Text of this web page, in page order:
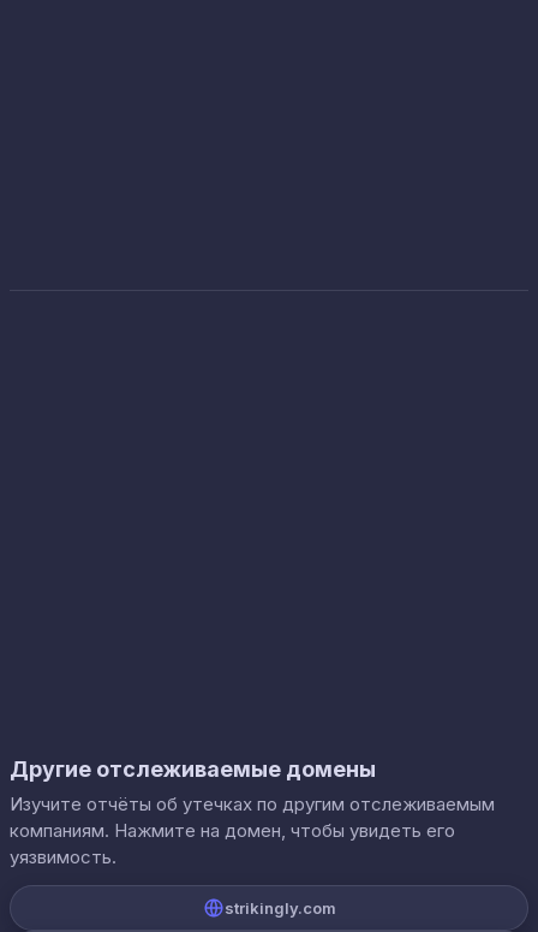
Другие отслеживаемые домены
Изучите отчёты об утечках по другим отслеживаемым
компаниям. Нажмите на домен, чтобы увидеть его
уязвимость.
strikingly.com